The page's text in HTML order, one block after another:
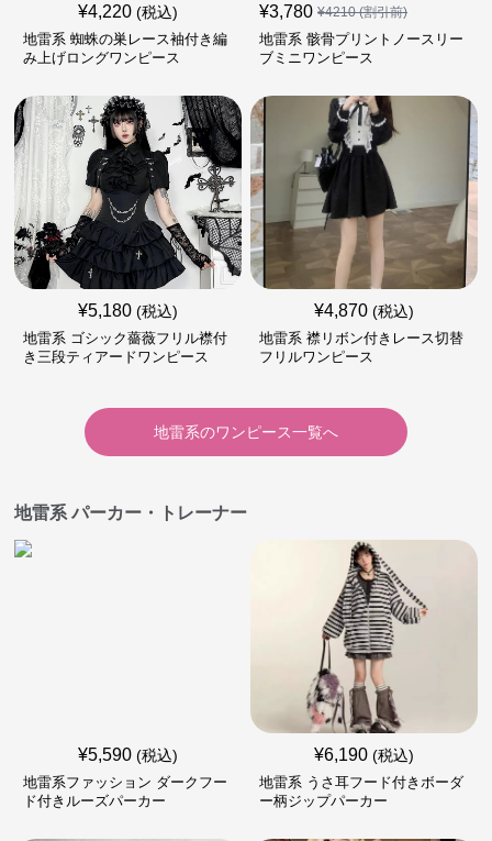
¥4,220 (税込)
地雷系 蜘蛛の巣レース袖付き編
み上げロングワンピース
¥3,780 ¥4210(割引前)
地雷系 骸骨プリントノースリー
ブミニワンピース
¥5,180 (税込)
地雷系 ゴシック薔薇フリル襟付
き三段ティアードワンピース
¥4,870 (税込)
地雷系 襟リボン付きレース切替
フリルワンピース
地雷系のワンピース一覧へ
地雷系 パーカー・トレーナー
¥5,590 (税込)
地雷系ファッション ダークフー
ド付きルーズパーカー
¥6,190 (税込)
地雷系 うさ耳フード付きボーダ
ー柄ジップパーカー